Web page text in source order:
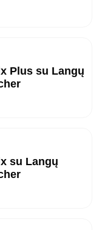
Plus su Langų
su Langų